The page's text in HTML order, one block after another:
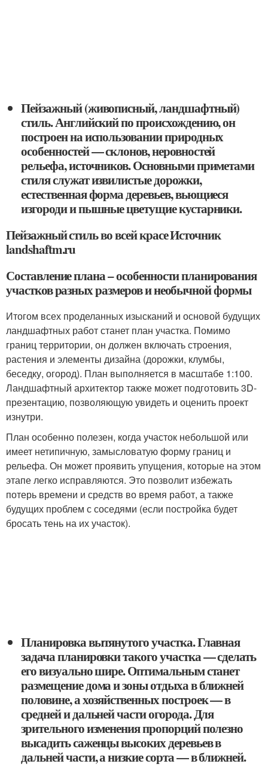
Пейзажный (живописный, ландшафтный)
стиль. Английский по происхождению, он
построен на использовании природных
особенностей — склонов, неровностей
рельефа, источников. Основными приметами
стиля служат извилистые дорожки,
естественная форма деревьев, вьющиеся
изгороди и пышные цветущие кустарники.
Пейзажный стиль во всей красе Источник
landshaftm.ru
Составление плана – особенности планирования
участков разных размеров и необычной формы
Итогом всех проделанных изысканий и основой будущих
ландшафтных работ станет план участка. Помимо
границ территории, он должен включать строения,
растения и элементы дизайна (дорожки, клумбы,
беседку, огород). План выполняется в масштабе 1:100.
Ландшафтный архитектор также может подготовить 3D-
презентацию, позволяющую увидеть и оценить проект
изнутри.
План особенно полезен, когда участок небольшой или
имеет нетипичную, замысловатую форму границ и
рельефа. Он может проявить упущения, которые на этом
этапе легко исправляются. Это позволит избежать
потерь времени и средств во время работ, а также
будущих проблем с соседями (если постройка будет
бросать тень на их участок).
Планировка вытянутого участка. Главная
задача планировки такого участка — сделать
его визуально шире. Оптимальным станет
размещение дома и зоны отдыха в ближней
половине, а хозяйственных построек — в
средней и дальней части огорода. Для
зрительного изменения пропорций полезно
высадить саженцы высоких деревьев в
дальней части, а низкие сорта — в ближней.